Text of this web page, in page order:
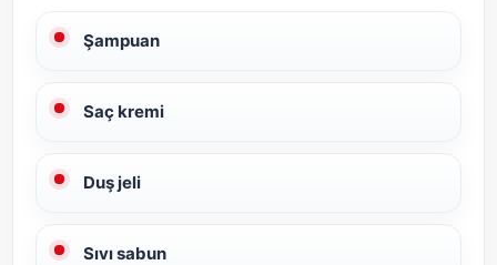
Şampuan
Saç kremi
Duş jeli
Sıvı sabun